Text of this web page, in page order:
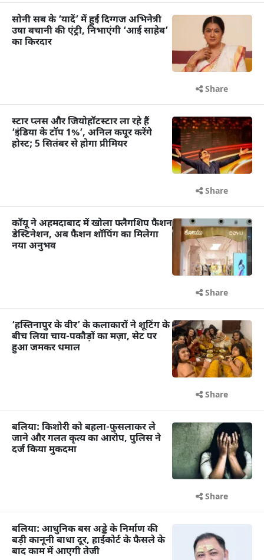
सोनी सब के ‘यादें’ में हुईं दिग्गज अभिनेत्री
उषा बचानी की एंट्री, निभाएंगी ‘आई साहेब’
का किरदार
Share
स्टार प्लस और जियोहॉटस्टार ला रहे हैं
‘इंडिया के टॉप 1%’, अनिल कपूर करेंगे
होस्ट; 5 सितंबर से होगा प्रीमियर
Share
कॉयू ने अहमदाबाद में खोला फ्लैगशिप फैशन
डेस्टिनेशन, अब फैशन शॉपिंग का मिलेगा
नया अनुभव
Share
‘हस्तिनापुर के वीर’ के कलाकारों ने शूटिंग के
बीच लिया चाय-पकौड़ों का मज़ा, सेट पर
हुआ जमकर धमाल
Share
बलिया: किशोरी को बहला-फुसलाकर ले
जाने और गलत कृत्य का आरोप, पुलिस ने
दर्ज किया मुकदमा
Share
बलिया: आधुनिक बस अड्डे के निर्माण की
बड़ी कानूनी बाधा दूर, हाईकोर्ट के फैसले के
बाद काम में आएगी तेजी